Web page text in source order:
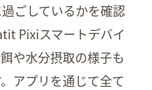
ごしているかを確認
Pixiスマートデバイ
や水分摂取の様子も
アプリを通じて全て